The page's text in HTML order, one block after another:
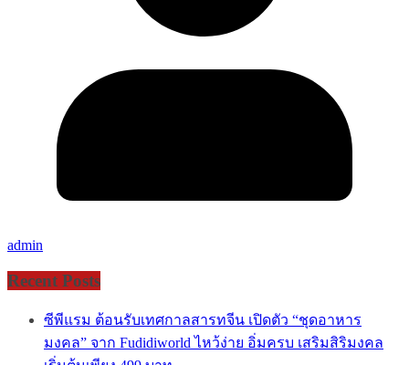
admin
Recent Posts
ซีพีแรม ต้อนรับเทศกาลสารทจีน เปิดตัว “ชุดอาหาร
มงคล” จาก Fudidiworld ไหว้ง่าย อิ่มครบ เสริมสิริมงคล